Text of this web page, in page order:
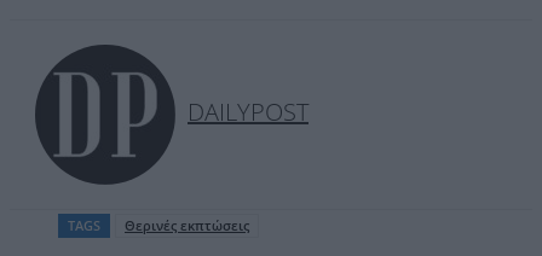
DAILYPOST
TAGS Θερινές εκπτώσεις